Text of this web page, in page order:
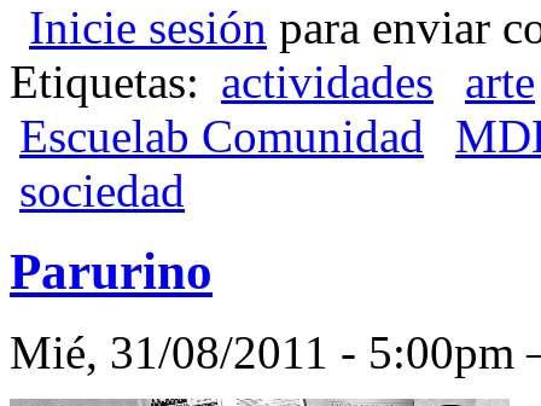
Inicie sesión para enviar
Etiquetas: actividades
arte
Escuelab Comunidad
sociedad
Parurino
Mié, 31/08/2011 -